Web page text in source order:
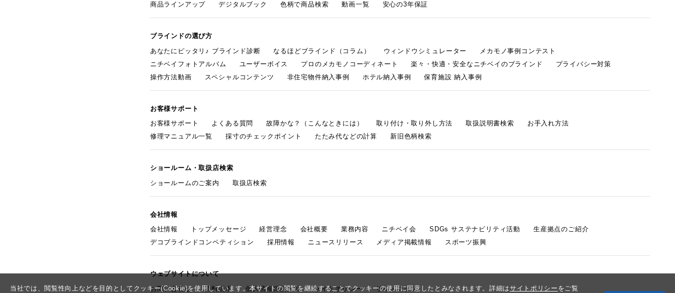
当社では、閲覧性向上などを目的としてクッキー(Cookie)を使用しています。本サイトの閲覧を継続することでクッキーの使用に同意したとみなされます。詳細はサイトポリシー をご覧
商品ラインアップ
デジタルブック 色柄で商品検索 動画一覧 安心の3年保証
ブラインドの選び方
あなたにピッタリ♪ ブラインド診断
なるほどブラインド（コラム） ウィンドウシミュレーター
メカモノ事例コンテスト
ニチベイフォトアルバム
ユーザーボイス プロのメカモノコーディネート 楽々・快適・安全なニチベイのブラインド
プライバシー対策
操作方法動画
スペシャルコンテンツ 非住宅物件納入事例 ホテル納入事例 保育施設 納入事例
お客様サポート
お客様サポート
よくある質問 故障かな？（こんなときには） 取り付け・取り外し方法 取扱説明書検索
お手入れ方法
修理マニュアル一覧
採寸のチェックポイント たたみ代などの計算 新旧色柄検索
ショールーム・取扱店検索
ショールームのご案内
取扱店検索
会社情報
会社情報
トップメッセージ 経営理念 会社概要 業務内容 ニチベイ会 SDGs サステナビリティ活動
生産拠点のご紹介
デコブラインドコンペティション
採用情報 ニュースリリース メディア掲載情報 スポーツ振興
ウェブサイトについて
お問い合わせ
資料請求 個人情報保護方針 サイトポリシー サイトマップ